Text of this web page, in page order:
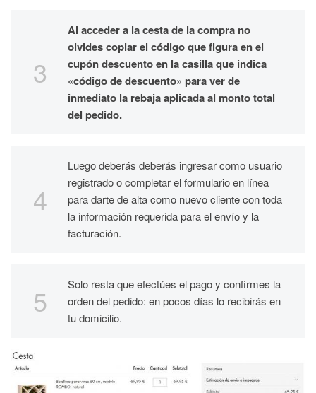
Al acceder a la cesta de la compra no
olvides copiar el código que figura en el
cupón descuento en la casilla que indica
«código de descuento» para ver de
inmediato la rebaja aplicada al monto total
del pedido.
Luego deberás deberás ingresar como usuario
registrado o completar el formulario en línea
para darte de alta como nuevo cliente con toda
la información requerida para el envío y la
facturación.
Solo resta que efectúes el pago y confirmes la
orden del pedido: en pocos días lo recibirás en
tu domicilio.